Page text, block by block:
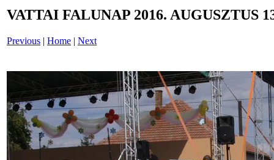
VATTAI FALUNAP 2016. AUGUSZTUS
Previous | Home | Next